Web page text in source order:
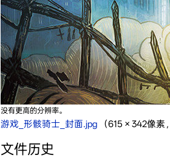
没有更高的分辨率。
游戏_形骸骑士_封面.jpg‎ （615 × 342像
文件历史